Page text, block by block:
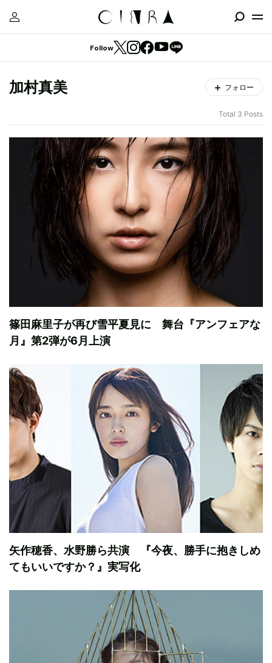
Follow
加村真美 フォロー
Total 3 Posts
篠田麻里子が再び雪平夏見に 舞台『アンフェアな
月』第2弾が6月上演
矢作穂香、水野勝ら共演 『今夜、勝手に抱きしめ
てもいいですか？』実写化